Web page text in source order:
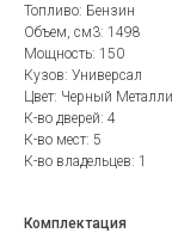
Топливо: Бензин
Объем, см3: 1498
Мощность: 150
Кузов: Универсал
Цвет: Черный
К-во дверей: 4
К-во мест: 5
К-во владельцев: 1
Комплектация